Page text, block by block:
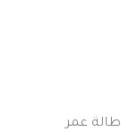
في إطالة عمر